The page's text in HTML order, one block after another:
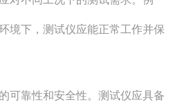
境下，测试仪应能正常工作并保
可靠性和安全性。测试仪应具备